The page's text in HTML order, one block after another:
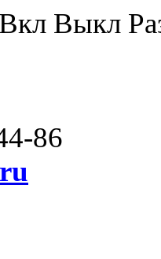
Вкл Выкл
86